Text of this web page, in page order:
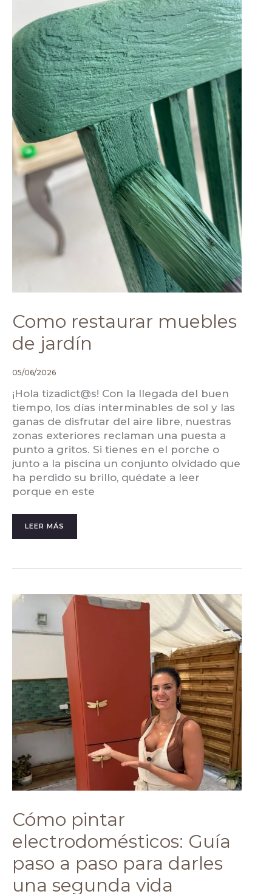
Como restaurar muebles
de jardín
05/06/2026
¡Hola tizadict@s! Con la llegada del buen
tiempo, los días interminables de sol y las
ganas de disfrutar del aire libre, nuestras
zonas exteriores reclaman una puesta a
punto a gritos. Si tienes en el porche o
junto a la piscina un conjunto olvidado que
ha perdido su brillo, quédate a leer
porque en este
JARDÍN
LEER MÁS
Cómo pintar
electrodomésticos: Guía
paso a paso para darles
una segunda vida
CÓMO
ELECTRODOMÉSTICOS:
GUÍA
PASO
A
PASO